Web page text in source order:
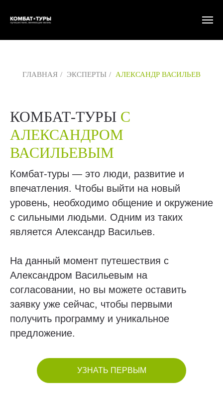
ГЛАВНАЯ / ЭКСПЕРТЫ / АЛЕКСАНДР ВАСИЛЬЕВ
КОМБАТ-ТУРЫ С
АЛЕКСАНДРОМ
ВАСИЛЬЕВЫМ
Комбат-туры — это люди, развитие и
впечатления. Чтобы выйти на новый
уровень, необходимо общение и окружение
с сильными людьми. Одним из таких
является Александр Васильев.
На данный момент путешествия с
Александром Васильевым на
согласовании, но вы можете оставить
заявку уже сейчас, чтобы первыми
получить программу и уникальное
предложение.
УЗНАТЬ ПЕРВЫМ